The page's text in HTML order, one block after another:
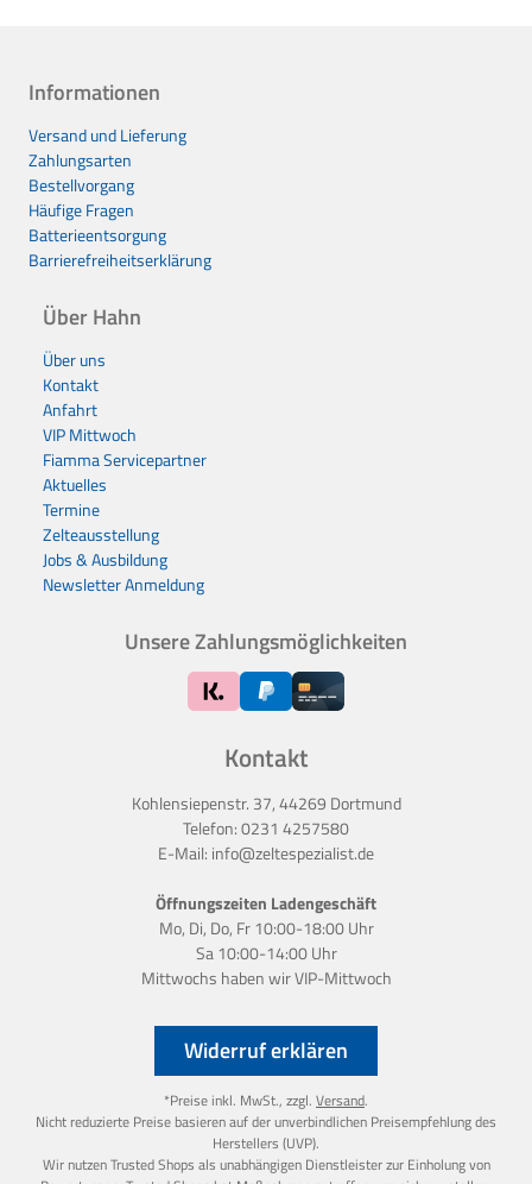
Widerruf erklären
*Preise inkl. MwSt., zzgl. Versand.
Nicht reduzierte Preise basieren auf der unverbindlichen Preisempfehlung des
Herstellers (UVP).
Wir nutzen Trusted Shops als unabhängigen Dienstleister zur Einholung von
Informationen
Versand und Lieferung
Zahlungsarten
Bestellvorgang
Häufige Fragen
Batterieentsorgung
Barrierefreiheitserklärung
Über Hahn
Über uns
Kontakt
Anfahrt
VIP Mittwoch
Fiamma Servicepartner
Aktuelles
Termine
Zelteausstellung
Jobs & Ausbildung
Newsletter Anmeldung
Kontakt
Kohlensiepenstr. 37, 44269 Dortmund
Telefon:0231 4257580
E-Mail: info@zeltespezialist.de
Öffnungszeiten Ladengeschäft
Mo, Di, Do, Fr 10:00-18:00 Uhr
Sa 10:00-14:00 Uhr
Mittwochs haben wirVIP-Mittwoch
Unsere Zahlungsmöglichkeiten